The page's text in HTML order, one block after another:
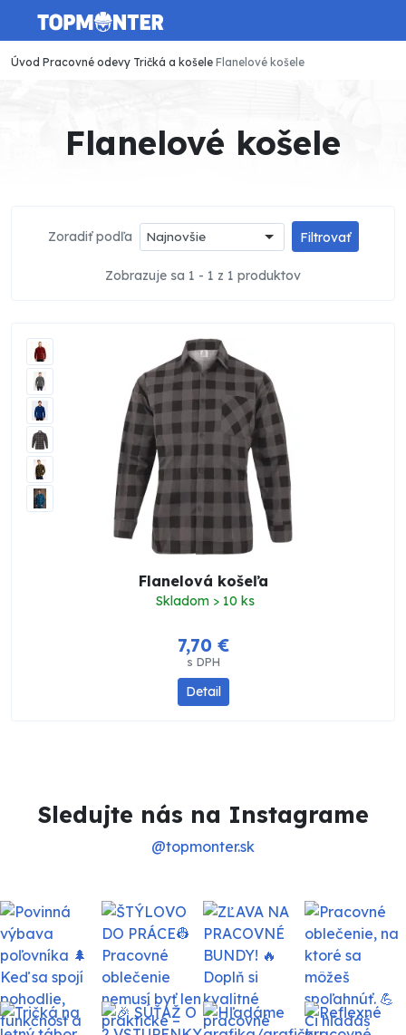
Úvod Pracovné odevy Tričká a košele Flanelové košele
Flanelové košele
Zoradiť podľa Najnovšie Filtrovať
Zobrazuje sa 1 - 1 z 1 produktov
Flanelová košeľa
Skladom > 10 ks
7,70 €
s DPH
Detail
Sledujte nás na Instagrame
@topmonter.sk